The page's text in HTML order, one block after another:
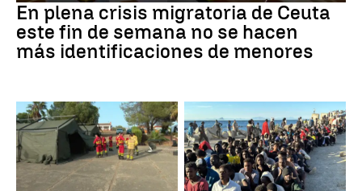
En plena crisis migratoria de Ceuta
este fin de semana no se hacen
más identificaciones de menores
Incendio CRISIS MIGRATORIA